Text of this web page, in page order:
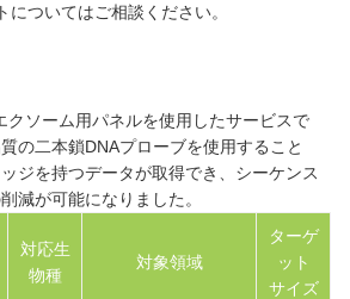
についてはご相談ください。
クソーム用パネルを使用したサービスで
の二本鎖DNAプローブを使用すること
ジを持つデータが取得でき、シーケンス
減が可能になりました。
対応生
物種
対象領域
ターゲ
ット
サイズ